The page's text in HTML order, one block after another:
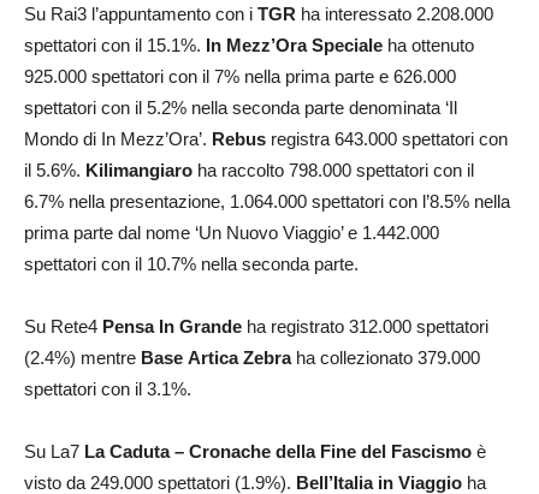
Su Rai3 l’appuntamento con i TGR ha interessato 2.208.000
spettatori con il 15.1%. In Mezz’Ora Speciale ha ottenuto
925.000 spettatori con il 7% nella prima parte e 626.000
spettatori con il 5.2% nella seconda parte denominata ‘Il
Mondo di In Mezz’Ora’. Rebus registra 643.000 spettatori con
il 5.6%. Kilimangiaro ha raccolto 798.000 spettatori con il
6.7% nella presentazione, 1.064.000 spettatori con l’8.5% nella
prima parte dal nome ‘Un Nuovo Viaggio’ e 1.442.000
spettatori con il 10.7% nella seconda parte.
Su Rete4 Pensa In Grande ha registrato 312.000 spettatori
(2.4%) mentre Base Artica Zebraha collezionato 379.000
spettatori con il 3.1%.
Su La7 La Caduta – Cronache della Fine del Fascismo è
visto da 249.000 spettatori (1.9%). Bell’Italia in Viaggio ha